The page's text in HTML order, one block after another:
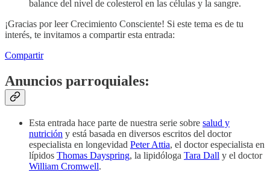
balance del nivel de colesterol en las células y la sangre.
¡Gracias por leer Crecimiento Consciente! Si este tema es de tu
interés, te invitamos a compartir esta entrada:
Compartir
Anuncios parroquiales:
Esta entrada hace parte de nuestra serie sobre salud y
nutrición y está basada en diversos escritos del doctor
especialista en longevidad Peter Attia, el doctor especialista en
lípidos Thomas Dayspring, la lipidóloga Tara Dall y el doctor
William Cromwell.